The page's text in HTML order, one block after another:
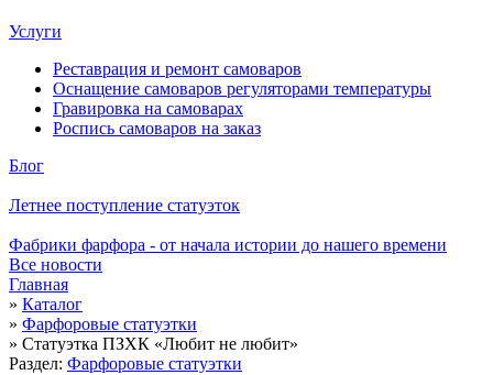
Услуги
Реставрация и ремонт самоваров
Оснащение самоваров регуляторами температуры
Гравировка на самоварах
Роспись самоваров на заказ
Блог
Летнее поступление статуэток
Фабрики фарфора - от начала истории до нашего времени
Все новости
Главная
» Каталог
» Фарфоровые статуэтки
» Статуэтка ПЗХК «Любит не любит»
Раздел: Фарфоровые статуэтки